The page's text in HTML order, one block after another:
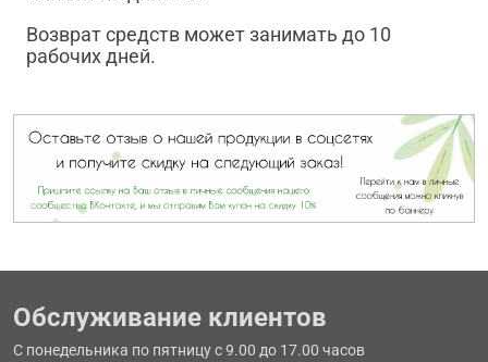
Возврат средств может занимать до 10
рабочих дней.
Обслуживание клиентов
С понедельника по пятницу с 9.00 до 17.00 часов